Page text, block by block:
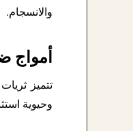
والانسجام.
أمواج
تتميز ثريات
وحيوية